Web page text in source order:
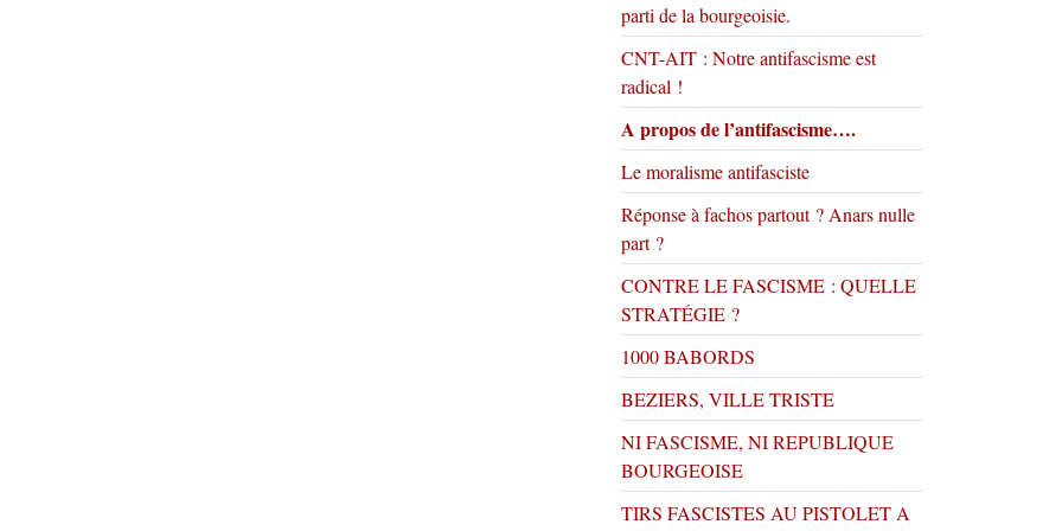
parti de la bourgeoisie.
CNT-AIT : Notre antifascisme est
radical !
A propos de l’antifascisme….
Le moralisme antifasciste
Réponse à fachos partout ? Anars nulle
part ?
CONTRE LE FASCISME : QUELLE
STRATÉGIE ?
1000 BABORDS
BEZIERS, VILLE TRISTE
NI FASCISME, NI REPUBLIQUE
BOURGEOISE
TIRS FASCISTES AU PISTOLET A